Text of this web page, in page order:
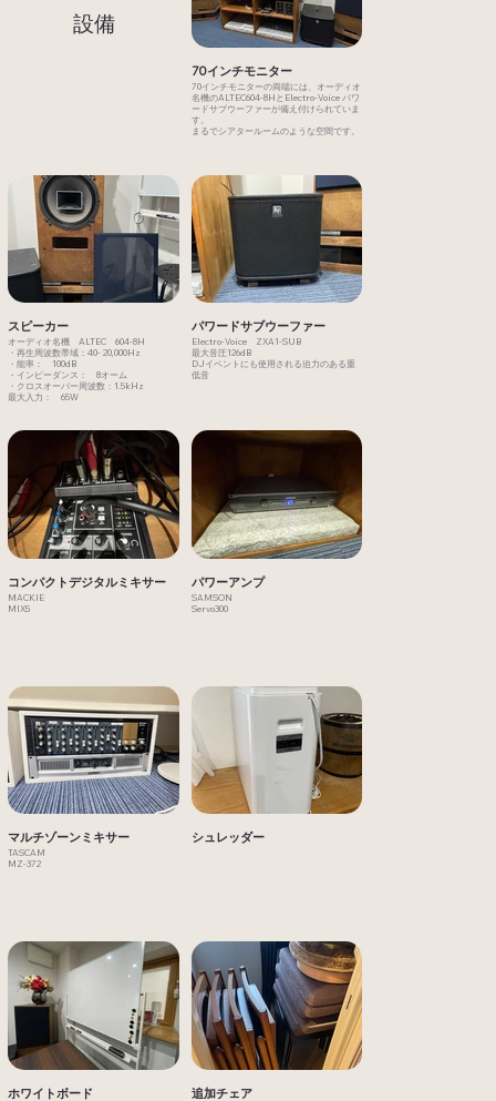
​設備
70インチモニター
70インチモニターの両端には、オーディオ
名機のALTEC604-8HとElectro-Voice パワ
ードサブウーファーが備え付けられていま
す。
まるでシアタールームのような空間です。
スピーカー
オーディオ名機 ALTEC 604-8H
・再生周波数帯域：40- 20,000Hz
・能率： 100dB
・インピーダンス： 8オーム
・クロスオーバー周波数：1.5kHz
最大入力： 65W
パワードサブウーファー
Electro-Voice ZXA1-SUB
最大音圧126dB
DJイベントにも使用される迫力のある重
低音
コンパクトデジタルミキサー
MACKIE
MIX5
パワーアンプ
SAMSON
Servo300
マルチゾーンミキサー
TASCAM
MZ-372
シュレッダー
ホワイトボード 追加チェア